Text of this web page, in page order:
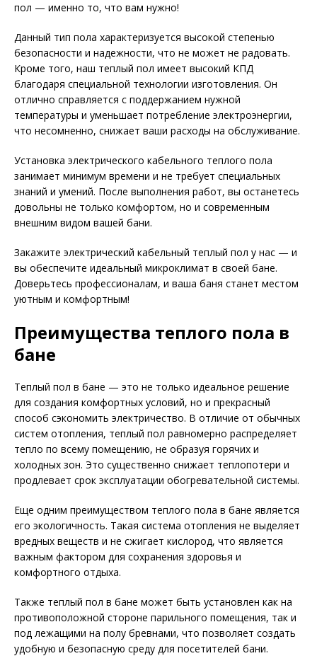
пол — именно то, что вам нужно!
Данный тип пола характеризуется высокой степенью
безопасности и надежности, что не может не радовать.
Кроме того, наш теплый пол имеет высокий КПД
благодаря специальной технологии изготовления. Он
отлично справляется с поддержанием нужной
температуры и уменьшает потребление электроэнергии,
что несомненно, снижает ваши расходы на обслуживание.
Установка электрического кабельного теплого пола
занимает минимум времени и не требует специальных
знаний и умений. После выполнения работ, вы останетесь
довольны не только комфортом, но и современным
внешним видом вашей бани.
Закажите электрический кабельный теплый пол у нас — и
вы обеспечите идеальный микроклимат в своей бане.
Доверьтесь профессионалам, и ваша баня станет местом
уютным и комфортным!
Преимущества теплого пола в
бане
Теплый пол в бане — это не только идеальное решение
для создания комфортных условий, но и прекрасный
способ сэкономить электричество. В отличие от обычных
систем отопления, теплый пол равномерно распределяет
тепло по всему помещению, не образуя горячих и
холодных зон. Это существенно снижает теплопотери и
продлевает срок эксплуатации обогревательной системы.
Еще одним преимуществом теплого пола в бане является
его экологичность. Такая система отопления не выделяет
вредных веществ и не сжигает кислород, что является
важным фактором для сохранения здоровья и
комфортного отдыха.
Также теплый пол в бане может быть установлен как на
противоположной стороне парильного помещения, так и
под лежащими на полу бревнами, что позволяет создать
удобную и безопасную среду для посетителей бани.